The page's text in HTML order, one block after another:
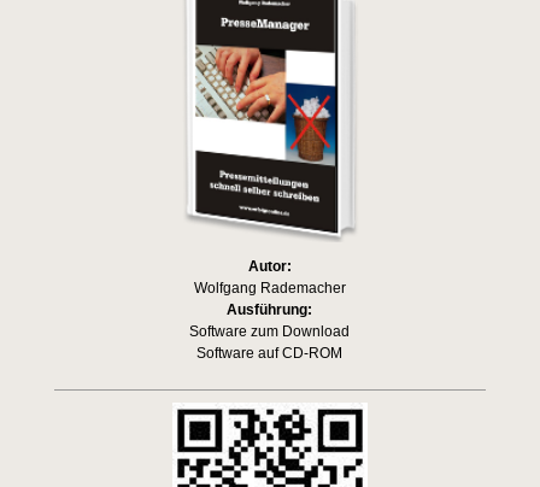
Autor:
Wolfgang Rademacher
Ausführung:
Software zum Download
Software auf CD-ROM